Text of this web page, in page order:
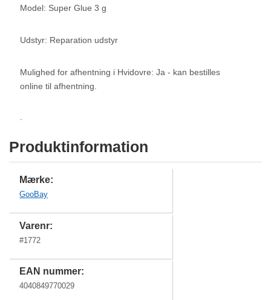
Model: Super Glue 3 g
Udstyr: Reparation udstyr
Mulighed for afhentning i Hvidovre: Ja - kan bestilles
online til afhentning.
.
Produktinformation
Mærke:
GooBay
Varenr:
#1772
EAN nummer:
4040849770029